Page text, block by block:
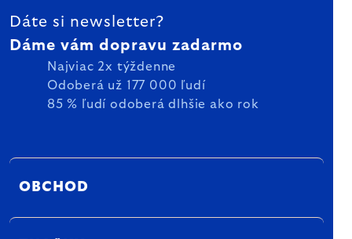
Dáte si newsletter?
Dáme vám dopravu zadarmo
Najviac 2x týždenne
Odoberá už 177 000 ľudí
85 % ľudí odoberá dlhšie ako rok
OBCHOD